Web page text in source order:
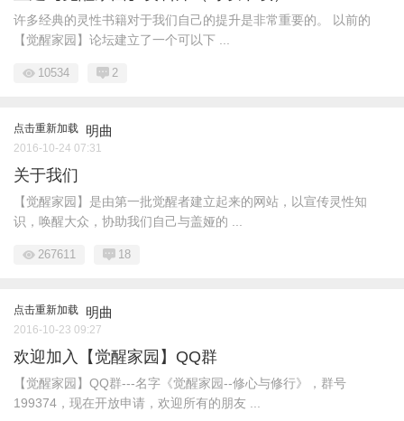
许多经典的灵性书籍对于我们自己的提升是非常重要的。 以前的
【觉醒家园】论坛建立了一个可以下 ...
10534 2
点击重新加载 明曲
2016-10-24 07:31
关于我们
【觉醒家园】是由第一批觉醒者建立起来的网站，以宣传灵性知
识，唤醒大众，协助我们自己与盖娅的 ...
267611 18
点击重新加载 明曲
2016-10-23 09:27
欢迎加入【觉醒家园】QQ群
【觉醒家园】QQ群---名字《觉醒家园--修心与修行》，群号
199374，现在开放申请，欢迎所有的朋友 ...